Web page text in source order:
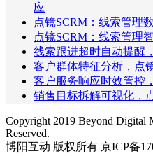
应
点镜SCRM：线索管理
点镜SCRM：线索管理
线索跟进超时自动提醒
客户群体特征分析，点
客户服务响应时效管控
销售目标拆解可视化，
Copyright 2019 Beyond Digital
Reserved.
博阳互动 版权所有 京ICP备